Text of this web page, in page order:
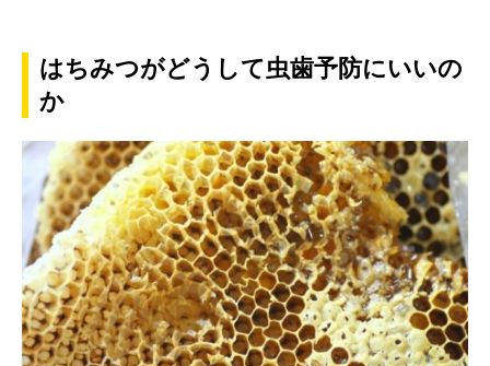
はちみつがどうして虫歯予防にいいの
か